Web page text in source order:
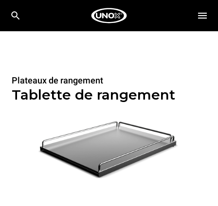
Plateaux de rangement
Tablette de rangement